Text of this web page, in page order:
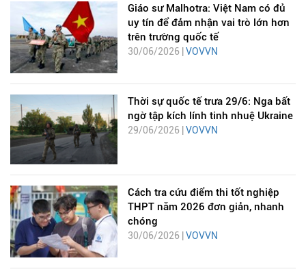
Giáo sư Malhotra: Việt Nam có đủ
uy tín để đảm nhận vai trò lớn hơn
trên trường quốc tế
30/06/2026 | VOVVN
Thời sự quốc tế trưa 29/6: Nga bất
ngờ tập kích lính tinh nhuệ Ukraine
29/06/2026 | VOVVN
Cách tra cứu điểm thi tốt nghiệp
THPT năm 2026 đơn giản, nhanh
chóng
30/06/2026 | VOVVN